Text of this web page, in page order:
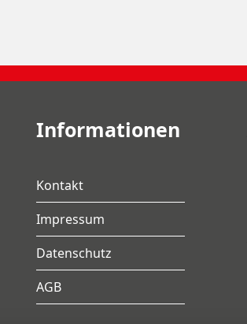
Informationen
Kontakt
Impressum
Datenschutz
AGB